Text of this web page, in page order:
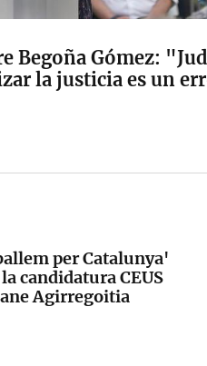
Begoña Gómez:
la justicia es un
per Catalunya'
candidatura CEUS
Agirregoitia